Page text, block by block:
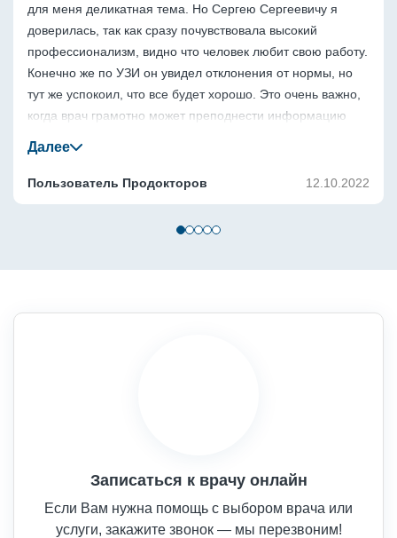
для меня деликатная тема. Но Сергею Сергеевичу я
доверилась, так как сразу почувствовала высокий
профессионализм, видно что человек любит свою работу.
Конечно же по УЗИ он увидел отклонения от нормы, но
тут же успокоил, что все будет хорошо. Это очень важно,
когда врач грамотно может преподнести информацию
Вообщем я довольна, выполнила все рекомендации. Жду
результатов, чтобы начать лечение.
Пользователь Продокторов 12.10.2022
Записаться к врачу онлайн
Если Вам нужна помощь с выбором врача или
услуги, закажите звонок — мы перезвоним!